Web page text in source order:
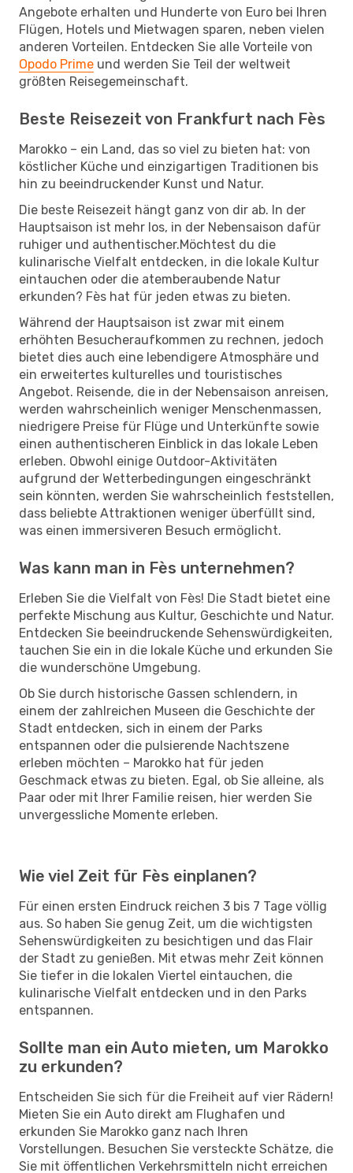
Angebote erhalten und Hunderte von Euro bei Ihren
Flügen, Hotels und Mietwagen sparen, neben vielen
anderen Vorteilen. Entdecken Sie alle Vorteile von
Opodo Prime und werden Sie Teil der weltweit
größten Reisegemeinschaft.
Beste Reisezeit von Frankfurt nach Fès
Marokko – ein Land, das so viel zu bieten hat: von
köstlicher Küche und einzigartigen Traditionen bis
hin zu beeindruckender Kunst und Natur.
Die beste Reisezeit hängt ganz von dir ab. In der
Hauptsaison ist mehr los, in der Nebensaison dafür
ruhiger und authentischer.Möchtest du die
kulinarische Vielfalt entdecken, in die lokale Kultur
eintauchen oder die atemberaubende Natur
erkunden? Fès hat für jeden etwas zu bieten.
Während der Hauptsaison ist zwar mit einem
erhöhten Besucheraufkommen zu rechnen, jedoch
bietet dies auch eine lebendigere Atmosphäre und
ein erweitertes kulturelles und touristisches
Angebot. Reisende, die in der Nebensaison anreisen,
werden wahrscheinlich weniger Menschenmassen,
niedrigere Preise für Flüge und Unterkünfte sowie
einen authentischeren Einblick in das lokale Leben
erleben. Obwohl einige Outdoor-Aktivitäten
aufgrund der Wetterbedingungen eingeschränkt
sein könnten, werden Sie wahrscheinlich feststellen,
dass beliebte Attraktionen weniger überfüllt sind,
was einen immersiveren Besuch ermöglicht.
Was kann man in Fès unternehmen?
Erleben Sie die Vielfalt von Fès! Die Stadt bietet eine
perfekte Mischung aus Kultur, Geschichte und Natur.
Entdecken Sie beeindruckende Sehenswürdigkeiten,
tauchen Sie ein in die lokale Küche und erkunden Sie
die wunderschöne Umgebung.
Ob Sie durch historische Gassen schlendern, in
einem der zahlreichen Museen die Geschichte der
Stadt entdecken, sich in einem der Parks
entspannen oder die pulsierende Nachtszene
erleben möchten – Marokko hat für jeden
Geschmack etwas zu bieten. Egal, ob Sie alleine, als
Paar oder mit Ihrer Familie reisen, hier werden Sie
unvergessliche Momente erleben.
Wie viel Zeit für Fès einplanen?
Für einen ersten Eindruck reichen 3 bis 7 Tage völlig
aus. So haben Sie genug Zeit, um die wichtigsten
Sehenswürdigkeiten zu besichtigen und das Flair
der Stadt zu genießen. Mit etwas mehr Zeit können
Sie tiefer in die lokalen Viertel eintauchen, die
kulinarische Vielfalt entdecken und in den Parks
entspannen.
Sollte man ein Auto mieten, um Marokko
zu erkunden?
Entscheiden Sie sich für die Freiheit auf vier Rädern!
Mieten Sie ein Auto direkt am Flughafen und
erkunden Sie Marokko ganz nach Ihren
Vorstellungen. Besuchen Sie versteckte Schätze, die
Sie mit öffentlichen Verkehrsmitteln nicht erreichen